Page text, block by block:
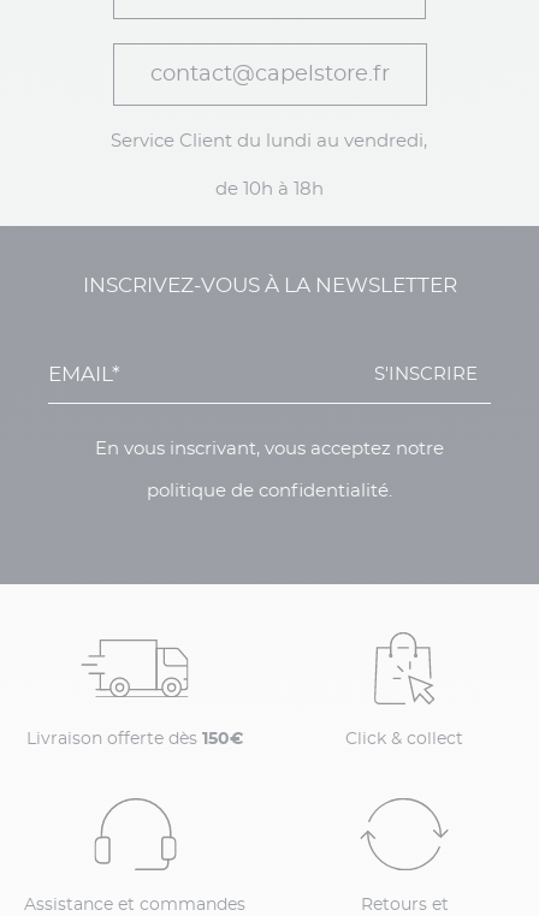
contact@capelstore.fr
Service Client du lundi au vendredi,
de 10h à 18h
INSCRIVEZ-VOUS À LA NEWSLETTER
S'INSCRIRE
En vous inscrivant, vous acceptez notre
politique de confidentialité.
Livraison offerte dès 150€ Click & collect
Assistance et commandes
Retours et